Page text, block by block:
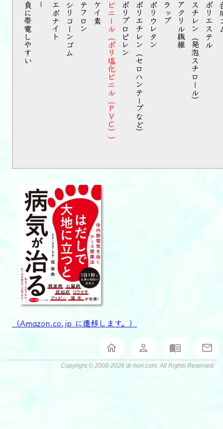
ポリエステル
スチレン（発泡スチロール）
アクリル繊維
ラップ
ポリウレタン
ポリエチレン（セロハンテープなど）
ポリプロピレン
ビニール（ポリ塩化ビニル（ＰＶＣ））
ケイ素
テフロン
シリコーンゴム
エボナイト
－
負に帯電しやすい
（Amazon.co.jp に遷移します。）
Copyright © 2008-2026 dr-hori.com. All Rights Reserved.